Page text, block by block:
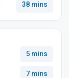
38 mins
5 mins
7 mins